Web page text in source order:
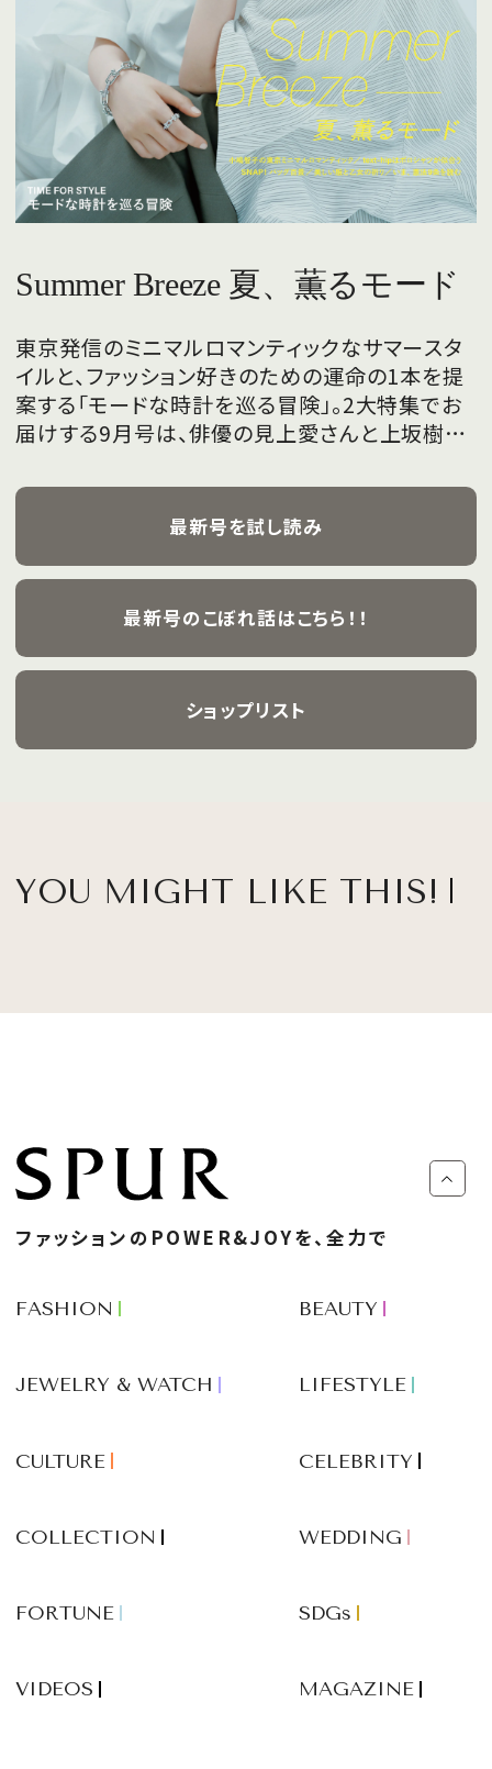
Summer Breeze 夏、薫るモード
東京発信のミニマルロマンティックなサマースタ
イルと、ファッション好きのための運命の1本を提
案する「モードな時計を巡る冒険」。2大特集でお
届けする9月号は、俳優の見上愛さんと上坂樹里
飾ります。
最新号を試し読み
最新号のこぼれ話はこちら！！
ショップリスト
YOU MIGHT LIKE THIS!
ファッションのPOWER&JOYを、全力で
FASHION BEAUTY
JEWELRY & WATCH LIFESTYLE
CULTURE CELEBRITY
COLLECTION WEDDING
FORTUNE SDGs
VIDEOS MAGAZINE